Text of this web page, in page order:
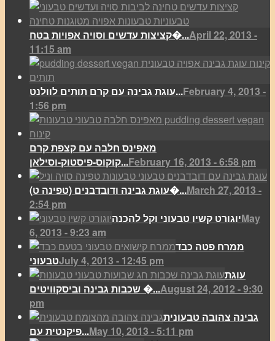
קציצות עדשים וסויה אפויות בטח�...April 22, 2013 -
11:15 am
עוגת גבינה עם קרם תותים לוולנט...February 4, 2013 -
1:56 pm
מאפינס חלבה עם קצפת קרם
קוקוס-פיסטוק-וסילאן...February 16, 2013 - 6:58 pm
(עוגת גבינה ודובדבנים (טפינה ט�...March 27, 2013 -
2:54 pm
יוגורט קשיו טבעוני וקל להכנהMay
6, 2013 - 9:23 am
ממרח פטה כבד
טבעוניJuly 4, 2013 - 12:45 pm
עוגת
שכבות גבינה וביסקוויטים �...August 24, 2012 - 9:30
pm
גבינה צהובה טבעונית
פיקנטית עם...May 10, 2013 - 5:11 pm